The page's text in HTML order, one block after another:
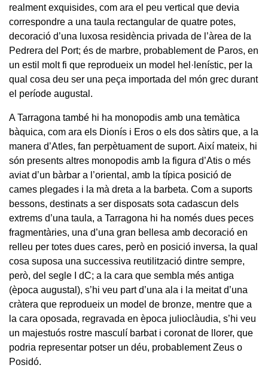
realment exquisides, com ara el peu vertical que devia
correspondre a una taula rectangular de quatre potes,
decoració d’una luxosa residència privada de l’àrea de la
Pedrera del Port; és de marbre, probablement de Paros, en
un estil molt fi que reprodueix un model hel·lenístic, per la
qual cosa deu ser una peça importada del món grec durant
el període augustal.
A Tarragona també hi ha monopodis amb una temàtica
bàquica, com ara els Dionís i Eros o els dos sàtirs que, a la
manera d’Atles, fan perpètuament de suport. Així mateix, hi
són presents altres monopodis amb la figura d’Atis o més
aviat d’un bàrbar a l’oriental, amb la típica posició de
cames plegades i la mà dreta a la barbeta. Com a suports
bessons, destinats a ser disposats sota cadascun dels
extrems d’una taula, a Tarragona hi ha només dues peces
fragmentàries, una d’una gran bellesa amb decoració en
relleu per totes dues cares, però en posició inversa, la qual
cosa suposa una successiva reutilització dintre sempre,
però, del segle I dC; a la cara que sembla més antiga
(època augustal), s’hi veu part d’una ala i la meitat d’una
cràtera que reprodueix un model de bronze, mentre que a
la cara oposada, regravada en època julioclàudia, s’hi veu
un majestuós rostre masculí barbat i coronat de llorer, que
podria representar potser un déu, probablement Zeus o
Posidó.